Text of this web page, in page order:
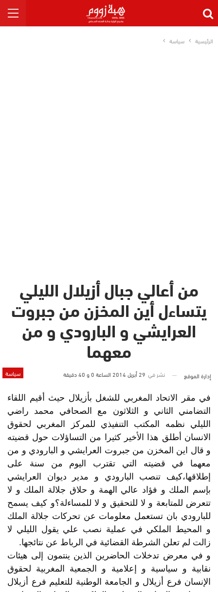
الرئيسية سياسة
من أعالي جبال أزيلال الليلي
يتساءل أين المخزن من جبروت
العرايشي و البارودي و من
معهما
سياسة إدارة الموقع نشر في 29 أبريل 2014 الساعة 0 و 40 دقيقة
في مقر الاتحاد المغربي للشغل بأزيلال حيث أقيم اللقاء
التضامني الثاني و الثلاثون مع الصحافي محمد راضي
الليلي نظمه المكتب التنفيذي للمركز المغربي لحقوق
الانسان أطلق هذا الأخير كثيرا من التساؤلات حول قضيته
و قال اين المخزن من جبروت العرايشي و البارودي و من
معهما في قضيته التي تقترب اليوم من سنة على
إطلاقها،كيف تنصب البارودي و مدير ديوان العرايشي
بإسم الملك و فؤاد عالي الهمة و حلاق جلالة الملك و لا
تتعرض للمتابعة و لا للتحقيق و لا للمساءلة؟و كيف يسمح
للبارودي بان تستعمل معلومات عن تحركات جلالة الملك
و المحيط الملكي في عملية نصب علي يقول الليلي لا
زالت لم تعلن الشرطة القضائية في الرباط عن نتائجها.
و في معرض تدخلات الحاضرين الذين ينتمون إلى هيئات
نقابية و سياسية و إعلامية و الجمعية المغربية لحقوق
الإنسان فرع أزيلال و الجامعة الوطنية للتعليم فرع أزيلال